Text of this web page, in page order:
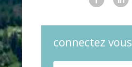
connectez vous